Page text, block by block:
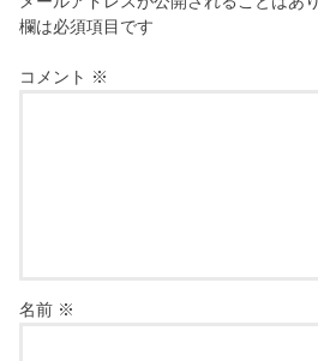
欄は必須項目です
コメント ※
名前 ※